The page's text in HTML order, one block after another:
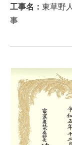
工事名： 東草野
事